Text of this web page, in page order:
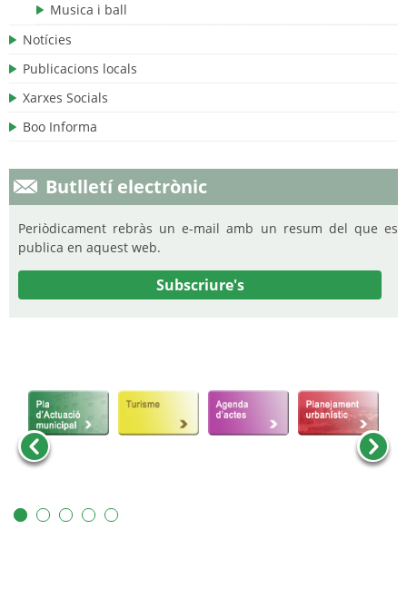
Musica i ball
Notícies
Publicacions locals
Xarxes Socials
Boo Informa
Butlletí electrònic
Periòdicament rebràs un e-mail amb un resum del que es
publica en aquest web.
Subscriure's